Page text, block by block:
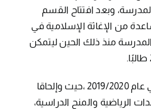
وبعد افتتاح القسم
من الإغاثة الإسلامية في
منذ ذلك الحين ليتمكن
ً لمشروعنا الذي نفذناه في عام 2019/2020 ،حيث وإلحاقا
الرياضية والمنح الدراسية،